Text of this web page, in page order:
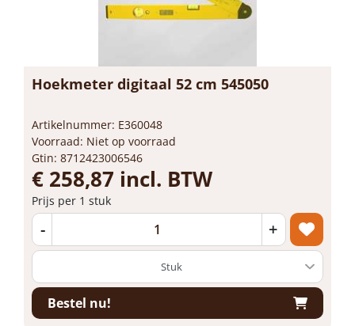
Hoekmeter digitaal 52 cm 545050
Artikelnummer: E360048
Voorraad: Niet op voorraad
Gtin: 8712423006546
€ 258,87 incl. BTW
Prijs per 1 stuk
- +
Bestel nu!